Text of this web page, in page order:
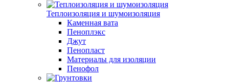
Теплоизоляция и шумоизоляция
Каменная вата
Пеноплэкс
Джут
Пенопласт
Материалы для изоляции
Пенофол